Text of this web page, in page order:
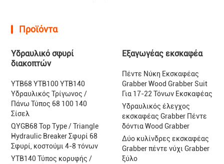
Προϊόντα
Υδραυλικό σφυρί
διακοπτών
YTB68 YTB100 YTB140
Υδραυλικός Τρίγωνος /
Πάνω Τύπος 68 100 140
Σίσελ
QYGB68 Top Type / Triangle
Hydraulic Breaker Σφυρί 68
Σφυρί, κοστούμι 4-8 τόνων
YTB140 Τύπος κορυφής /
Εξαγωγέας εκσκαφέα
Πέντε Νύκη Εκσκαφέας
Grabber Wood Grabber Suit
Για 17-22 Τόνων Εκσκαφέας
Υδραυλικός έλεγχος
εκσκαφέας Grabber Πέντε
δόντια Wood Grabber
Δύο κυλίνδρες εκσκαφέας
Grabber πέντε νύχι Grabber
ξύλο